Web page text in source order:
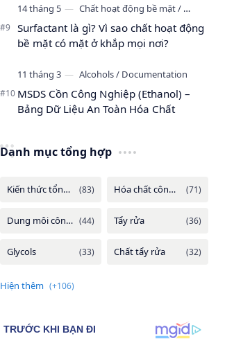
Surfactant là gì? Vì sao chất hoạt động
bề mặt có mặt ở khắp mọi nơi?
MSDS Cồn Công Nghiệp (Ethanol) –
Bảng Dữ Liệu An Toàn Hóa Chất
Danh mục tổng hợp